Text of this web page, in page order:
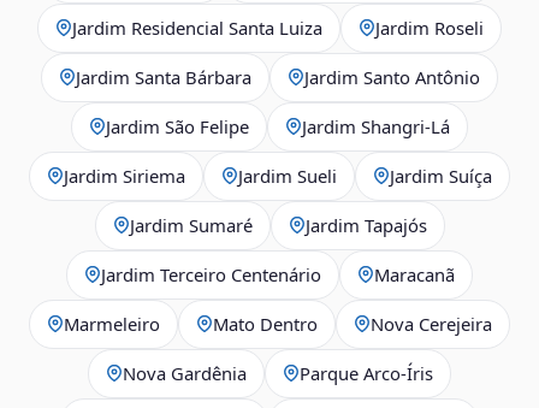
Jardim Residencial Santa Luiza Jardim Roseli
Jardim Santa Bárbara Jardim Santo Antônio
Jardim São Felipe Jardim Shangri-Lá
Jardim Siriema Jardim Sueli Jardim Suíça
Jardim Sumaré Jardim Tapajós
Jardim Terceiro Centenário Maracanã
Marmeleiro Mato Dentro Nova Cerejeira
Nova Gardênia Parque Arco-Íris